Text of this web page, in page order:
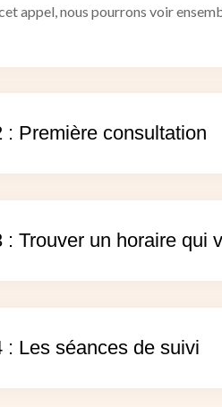
appel, nous pourrons voir
: Première consultation
: Trouver un horaire qui
: Les séances de suivi